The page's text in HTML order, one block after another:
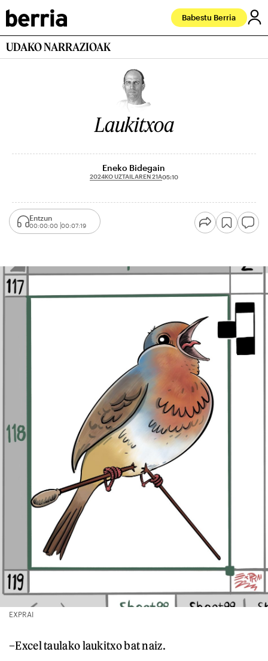
Babestu Berria
UDAKO NARRAZIOAK
Laukitxoa
Eneko Bidegain
2024KO UZTAILAREN 21A05:10
Entzun
00:00:00 00:07:19
EXPRAI
–Excel taulako laukitxo bat naiz.